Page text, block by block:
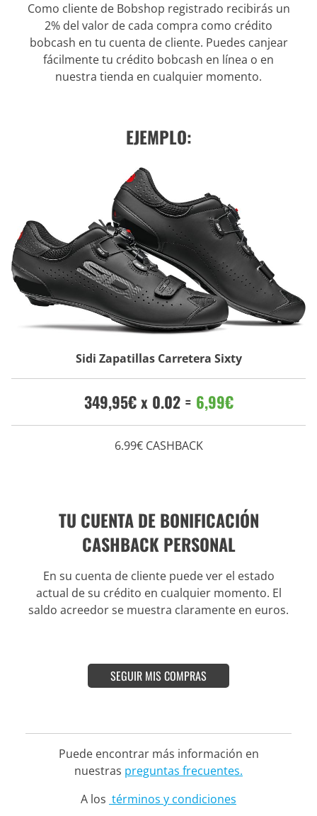
Como cliente de Bobshop registrado recibirás un
2% del valor de cada compra como crédito
bobcash en tu cuenta de cliente. Puedes canjear
fácilmente tu crédito bobcash en línea o en
nuestra tienda en cualquier momento.
EJEMPLO:
Sidi Zapatillas Carretera Sixty
349,95€ x 0.02 = 6,99€
6.99€ CASHBACK
TU CUENTA DE BONIFICACIÓN
CASHBACK PERSONAL
En su cuenta de cliente puede ver el estado
actual de su crédito en cualquier momento. El
saldo acreedor se muestra claramente en euros.
SEGUIR MIS COMPRAS
Puede encontrar más información en
nuestras preguntas frecuentes.
A los términos y condiciones